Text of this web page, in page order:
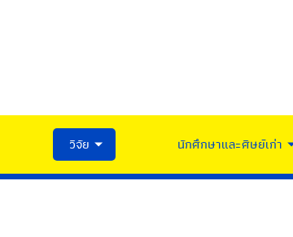
วิจัย นักศึกษาและศิษย์เก่า